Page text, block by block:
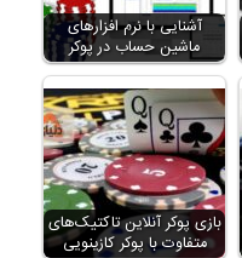
آشنایی با نرم افزارهای
ماشین حساب در پوکر
بازی پوکر آنلاین تاکتیک‌های
متفاوت با پوکر کازینویی